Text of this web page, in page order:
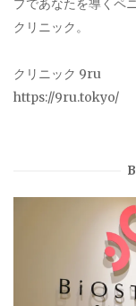
プであなたを導くペ
クリニック。
クリニック 9ru
https://9ru.tokyo/